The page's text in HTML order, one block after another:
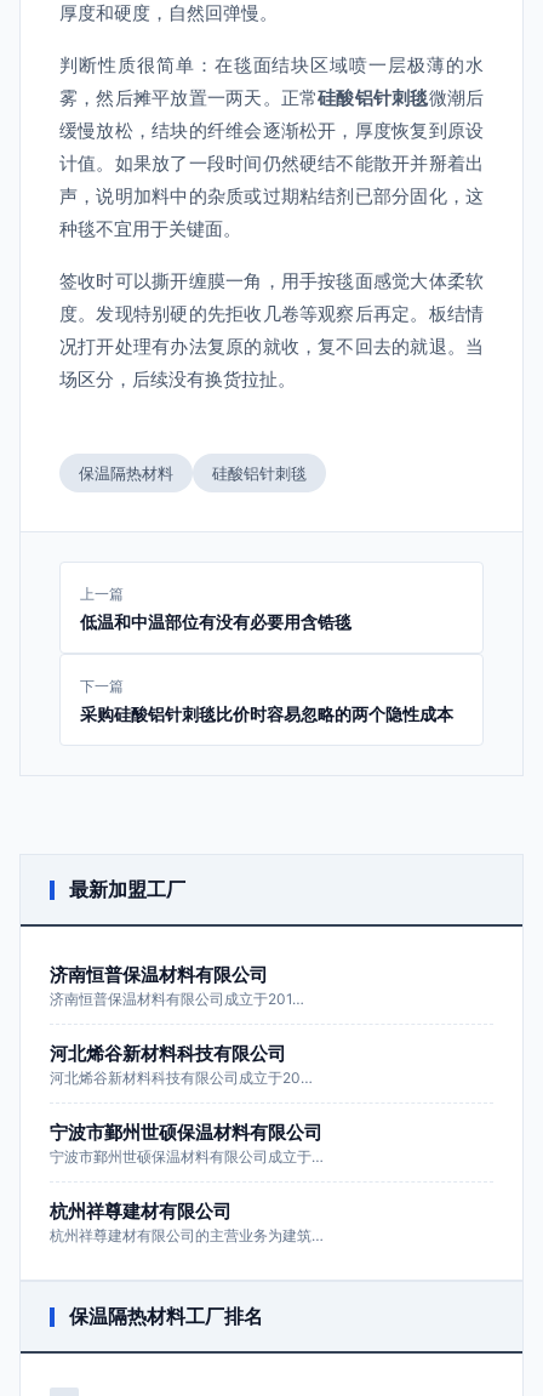
厚度和硬度，自然回弹慢。
判断性质很简单：在毯面结块区域喷一层极薄的水
雾，然后摊平放置一两天。正常硅酸铝针刺毯微潮后
缓慢放松，结块的纤维会逐渐松开，厚度恢复到原设
计值。如果放了一段时间仍然硬结不能散开并掰着出
声，说明加料中的杂质或过期粘结剂已部分固化，这
种毯不宜用于关键面。
签收时可以撕开缠膜一角，用手按毯面感觉大体柔软
度。发现特别硬的先拒收几卷等观察后再定。板结情
况打开处理有办法复原的就收，复不回去的就退。当
场区分，后续没有换货拉扯。
保温隔热材料 硅酸铝针刺毯
上一篇
低温和中温部位有没有必要用含锆毯
下一篇
采购硅酸铝针刺毯比价时容易忽略的两个隐性成本
最新加盟工厂
济南恒普保温材料有限公司
济南恒普保温材料有限公司成立于201…
河北烯谷新材料科技有限公司
河北烯谷新材料科技有限公司成立于20…
宁波市鄞州世硕保温材料有限公司
宁波市鄞州世硕保温材料有限公司成立于…
杭州祥尊建材有限公司
杭州祥尊建材有限公司的主营业务为建筑…
保温隔热材料工厂排名